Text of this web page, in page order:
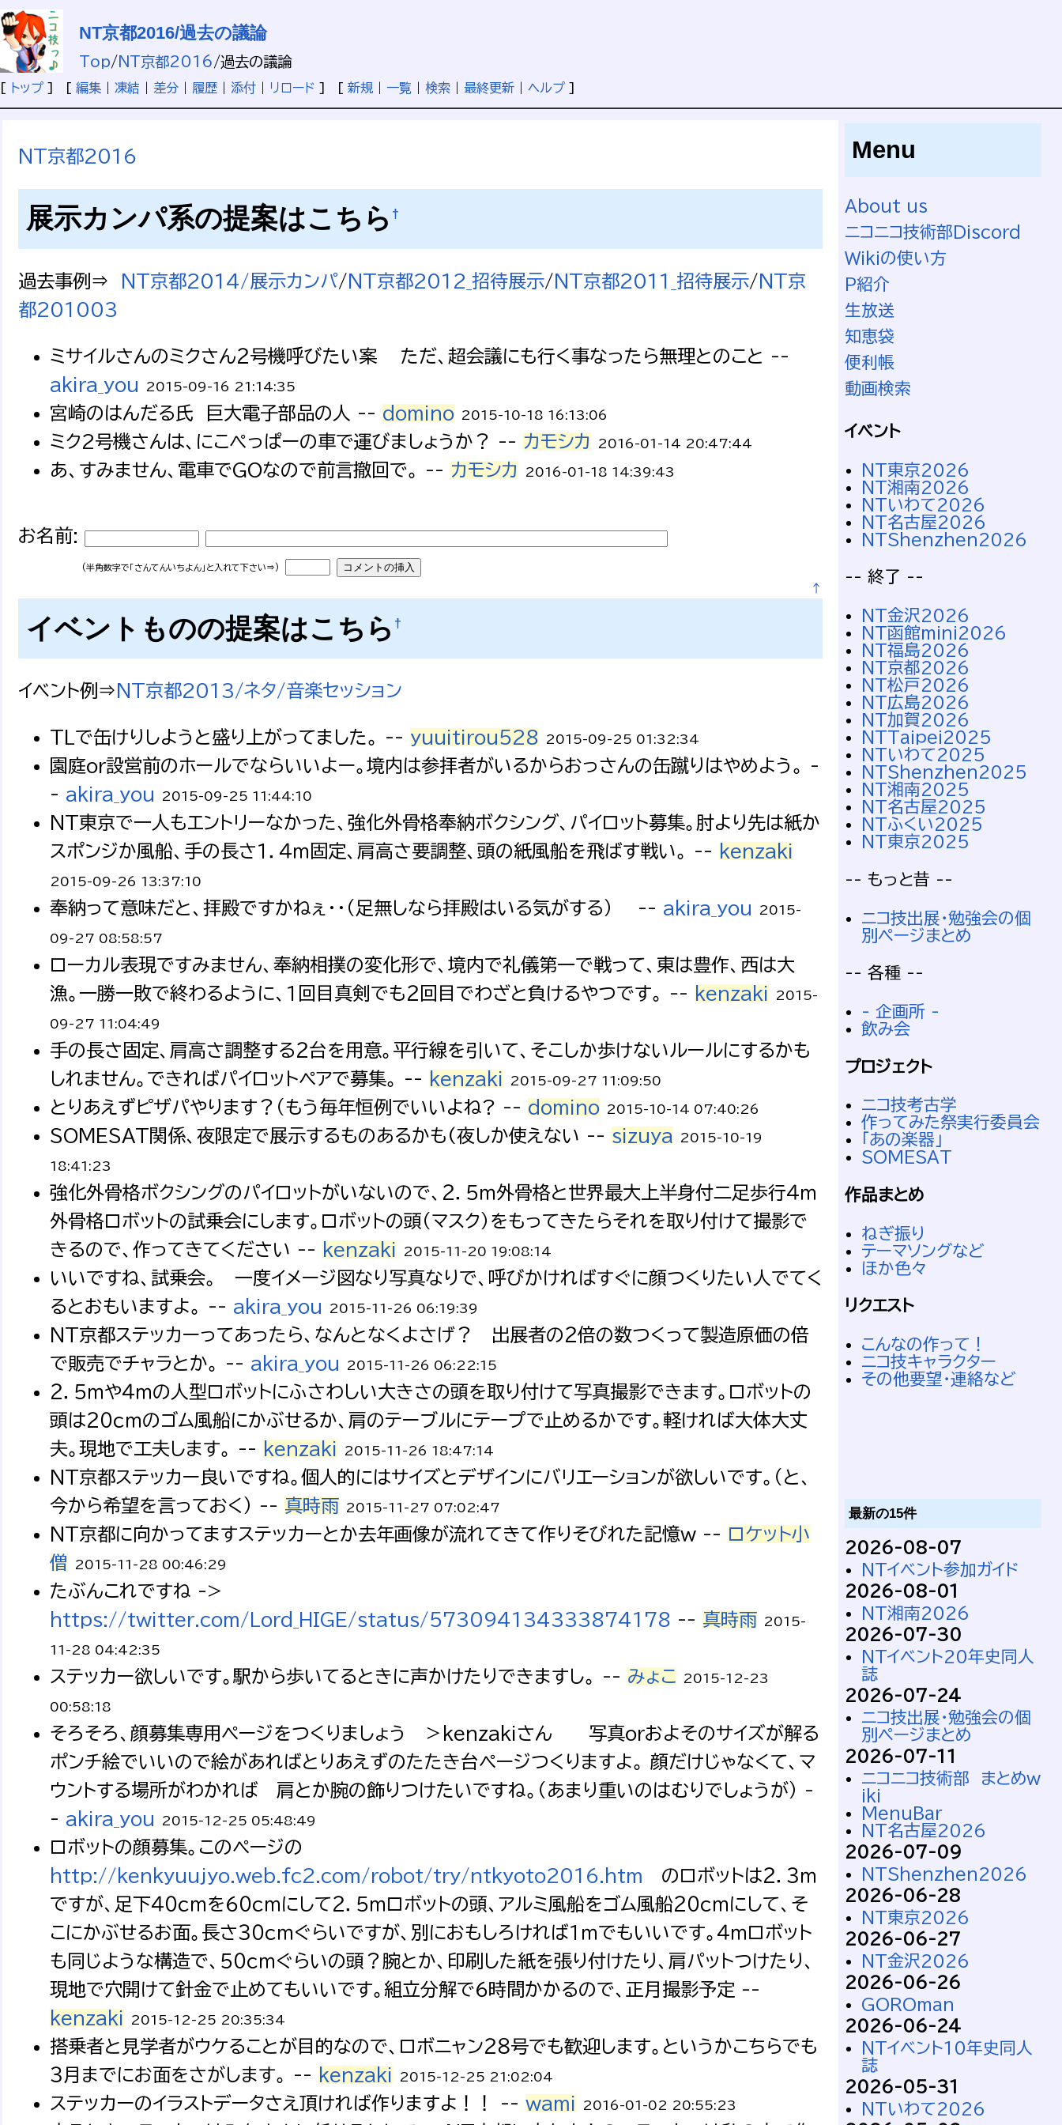
NT京都2016/過去の議論
Top/ NT京都2016 /過去の議論
[ トップ ] [ 編集 凍結 差分 履歴 添付 リロード ] [ 新規 一覧 検索 最終更新 ヘルプ ]
NT京都2016
展示カンパ系の提案はこちら †
過去事例⇒ NT京都2014/展示カンパ/ NT京都2012_招待展示/ NT京都2011_招待展示/ NT京
都201003
ミサイルさんのミクさん２号機呼びたい案 ただ、超会議にも行く事なったら無理とのこと --
akira_you
2015-09-16 21:14:35
宮崎のはんだる氏 巨大電子部品の人 -- domino 2015-10-18 16:13:06
ミク2号機さんは、にこぺっぱーの車で運びましょうか？ -- カモシカ 2016-01-14 20:47:44
あ、すみません、電車でGOなので前言撤回で。 -- カモシカ 2016-01-18 14:39:43
お名前:
(半角数字で「さんてんいちよん」と入れて下さい⇒)
↑
イベントものの提案はこちら †
イベント例⇒ NT京都2013/ネタ/音楽セッション
TLで缶けりしようと盛り上がってました。 -- yuuitirou528 2015-09-25 01:32:34
園庭or設営前のホールでならいいよー。境内は参拝者がいるからおっさんの缶蹴りはやめよう。 -
- akira_you 2015-09-25 11:44:10
NT東京で一人もエントリーなかった、強化外骨格奉納ボクシング、パイロット募集。肘より先は紙か
スポンジか風船、手の長さ１．４ｍ固定、肩高さ要調整、頭の紙風船を飛ばす戦い。 --
kenzaki
2015-09-26 13:37:10
奉納って意味だと、拝殿ですかねぇ・・（足無しなら拝殿はいる気がする） -- akira_you 2015-
09-27 08:58:57
ローカル表現ですみません、奉納相撲の変化形で、境内で礼儀第一で戦って、東は豊作、西は大
漁。一勝一敗で終わるように、１回目真剣でも２回目でわざと負けるやつです。 --
kenzaki 2015-
09-27 11:04:49
手の長さ固定、肩高さ調整する２台を用意。平行線を引いて、そこしか歩けないルールにするかも
しれません。できればパイロットペアで募集。 --
kenzaki 2015-09-27 11:09:50
とりあえずピザパやります？（もう毎年恒例でいいよね? -- domino 2015-10-14 07:40:26
SOMESAT関係、夜限定で展示するものあるかも(夜しか使えない -- sizuya 2015-10-19
18:41:23
強化外骨格ボクシングのパイロットがいないので、２．５ｍ外骨格と世界最大上半身付二足歩行４ｍ
外骨格ロボットの試乗会にします。ロボットの頭（マスク）をもってきたらそれを取り付けて撮影で
きるので、作ってきてください --
kenzaki 2015-11-20 19:08:14
いいですね、試乗会。 一度イメージ図なり写真なりで、呼びかければすぐに顔つくりたい人でてく
るとおもいますよ。 -- akira_you 2015-11-26 06:19:39
NT京都ステッカーってあったら、なんとなくよさげ？ 出展者の２倍の数つくって製造原価の倍
で販売でチャラとか。 -- akira_you 2015-11-26 06:22:15
２．５ｍや４ｍの人型ロボットにふさわしい大きさの頭を取り付けて写真撮影できます。ロボットの
頭は２０ｃｍのゴム風船にかぶせるか、肩のテーブルにテープで止めるかです。軽ければ大体大丈
夫。現地で工夫します。 --
kenzaki 2015-11-26 18:47:14
NT京都ステッカー良いですね。個人的にはサイズとデザインにバリエーションが欲しいです。（と、
今から希望を言っておく） -- 真時雨 2015-11-27 07:02:47
NT京都に向かってますステッカーとか去年画像が流れてきて作りそびれた記憶ｗ -- ロケット小
僧
2015-11-28 00:46:29
たぶんこれですね ->
https://twitter.com/Lord_HIGE/status/573094134333874178 -- 真時雨 2015-
11-28 04:42:35
ステッカー欲しいです。駅から歩いてるときに声かけたりできますし。 -- みょこ 2015-12-23
00:58:18
そろそろ、顔募集専用ページをつくりましょう ＞kenzakiさん 写真orおよそのサイズが解る
ポンチ絵でいいので絵があればとりあえずのたたき台ページつくりますよ。 顔だけじゃなくて、マ
ウントする場所がわかれば 肩とか腕の飾りつけたいですね。（あまり重いのはむりでしょうが） -
- akira_you 2015-12-25 05:48:49
ロボットの顔募集。このページの
http://kenkyuujyo.web.fc2.com/robot/try/ntkyoto2016.htm のロボットは２．３ｍ
ですが、足下４０ｃｍを６０ｃｍにして２．５ｍロボットの頭、アルミ風船をゴム風船２０ｃｍにして、そ
こにかぶせるお面。長さ３０ｃｍぐらいですが、別におもしろければ１ｍでもいいです。４ｍロボット
も同じような構造で、５０ｃｍぐらいの頭？腕とか、印刷した紙を張り付けたり、肩パットつけたり、
現地で穴開けて針金で止めてもいいです。組立分解で６時間かかるので、正月撮影予定 --
kenzaki
2015-12-25 20:35:34
搭乗者と見学者がウケることが目的なので、ロボニャン２８号でも歓迎します。というかこちらでも
３月までにお面をさがします。 --
kenzaki 2015-12-25 21:02:04
ステッカーのイラストデータさえ頂ければ作りますよ！！ -- wami 2016-01-02 20:55:23
Menu
About us
ニコニコ技術部Discord
Wikiの使い方
P紹介
生放送
知恵袋
便利帳
動画検索
イベント
NT東京2026
NT湘南2026
NTいわて2026
NT名古屋2026
NTShenzhen2026
-- 終了 --
NT金沢2026
NT函館mini2026
NT福島2026
NT京都2026
NT松戸2026
NT広島2026
NT加賀2026
NTTaipei2025
NTいわて2025
NTShenzhen2025
NT湘南2025
NT名古屋2025
NTふくい2025
NT東京2025
-- もっと昔 --
ニコ技出展・勉強会の個
別ページまとめ
-- 各種 --
- 企画所 -
飲み会
プロジェクト
ニコ技考古学
作ってみた祭実行委員会
「あの楽器」
SOMESAT
作品まとめ
ねぎ振り
テーマソングなど
ほか色々
リクエスト
こんなの作って！
ニコ技キャラクター
その他要望・連絡など
最新の15件
2026-08-07
NTイベント参加ガイド
2026-08-01
NT湘南2026
2026-07-30
NTイベント20年史同人
誌
2026-07-24
ニコ技出展・勉強会の個
別ページまとめ
2026-07-11
ニコニコ技術部 まとめw
iki
MenuBar
NT名古屋2026
2026-07-09
NTShenzhen2026
2026-06-28
NT東京2026
2026-06-27
NT金沢2026
2026-06-26
GOROman
2026-06-24
NTイベント10年史同人
誌
2026-05-31
NTいわて2026